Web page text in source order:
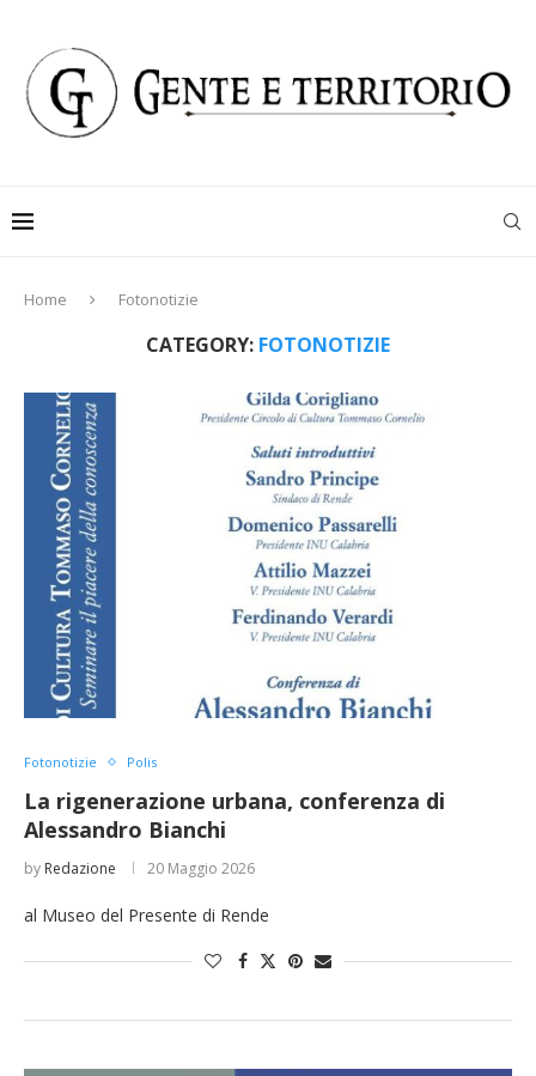
Home Fotonotizie
CATEGORY: FOTONOTIZIE
Fotonotizie Polis
La rigenerazione urbana, conferenza di
Alessandro Bianchi
by Redazione 20 Maggio 2026
al Museo del Presente di Rende